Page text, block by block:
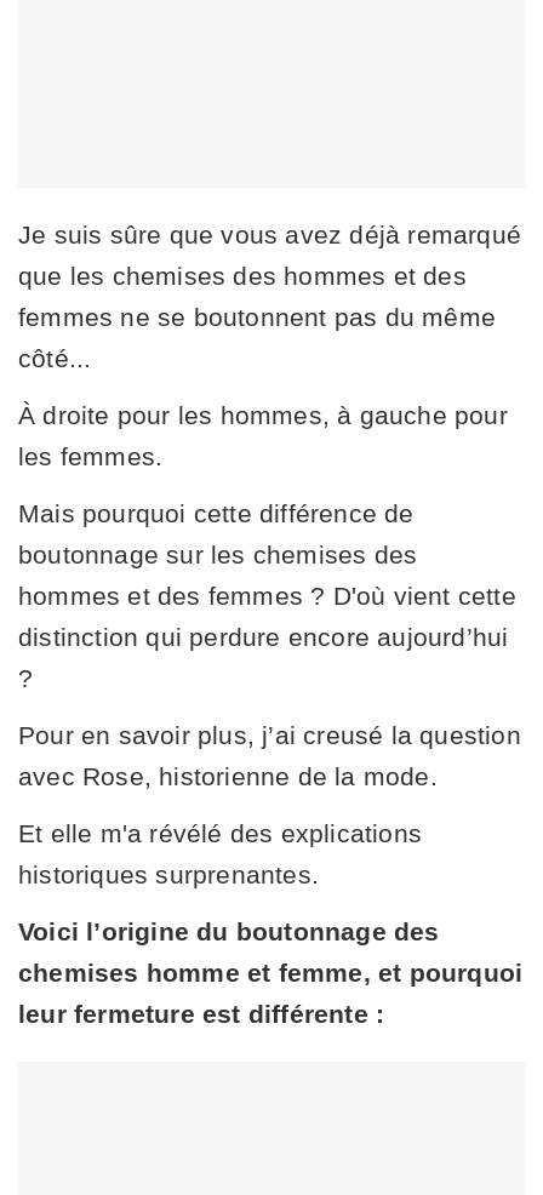
Je suis sûre que vous avez déjà remarqué
que les chemises des hommes et des
femmes ne se boutonnent pas du même
côté...
À droite pour les hommes, à gauche pour
les femmes.
Mais pourquoi cette différence de
boutonnage sur les chemises des
hommes et des femmes ? D'où vient cette
distinction qui perdure encore aujourd’hui
?
Pour en savoir plus, j’ai creusé la question
avec Rose, historienne de la mode.
Et elle m'a révélé des explications
historiques surprenantes.
Voici l’origine du boutonnage des
chemises homme et femme, et pourquoi
leur fermeture est différente :